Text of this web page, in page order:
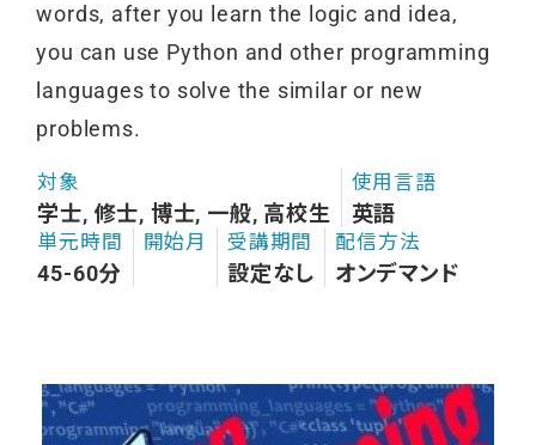
words, after you learn the logic and idea,
you can use Python and other programming
languages to solve the similar or new
problems.
対象
学士, 修士, 博士, 一般, 高校生
使用言語
英語
単元時間
45-60分
開始月 受講期間
設定なし
配信方法
オンデマンド